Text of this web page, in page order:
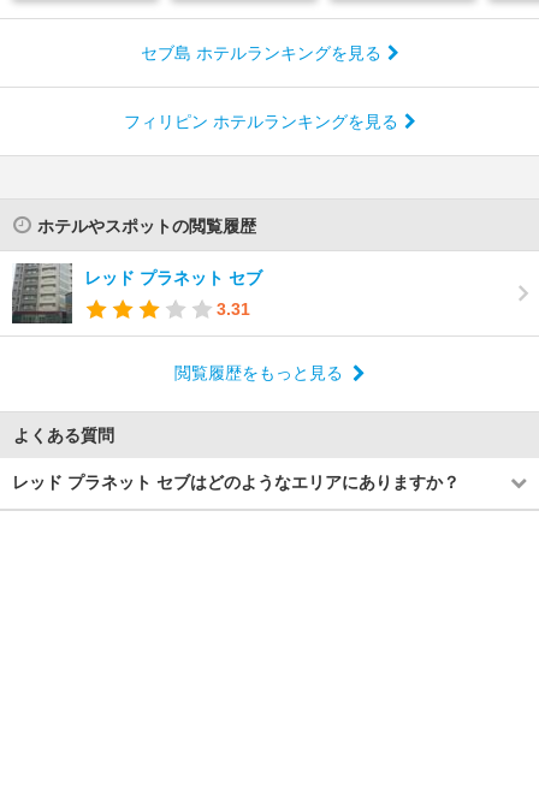
セブ島 ホテルランキングを見る
フィリピン ホテルランキングを見る
ホテルやスポットの閲覧履歴
レッド プラネット セブ
3.31
閲覧履歴をもっと見る
よくある質問
レッド プラネット セブはどのようなエリアにありますか？